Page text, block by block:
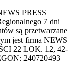
PRESS
7 dni
są przetwarzane
jest firma NEWS
22 LOK. 12, 42-
240720493